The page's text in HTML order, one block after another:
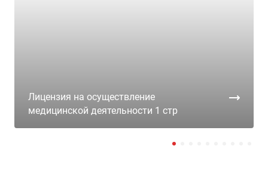
Лицензия на осуществление
медицинской деятельности 1 стр